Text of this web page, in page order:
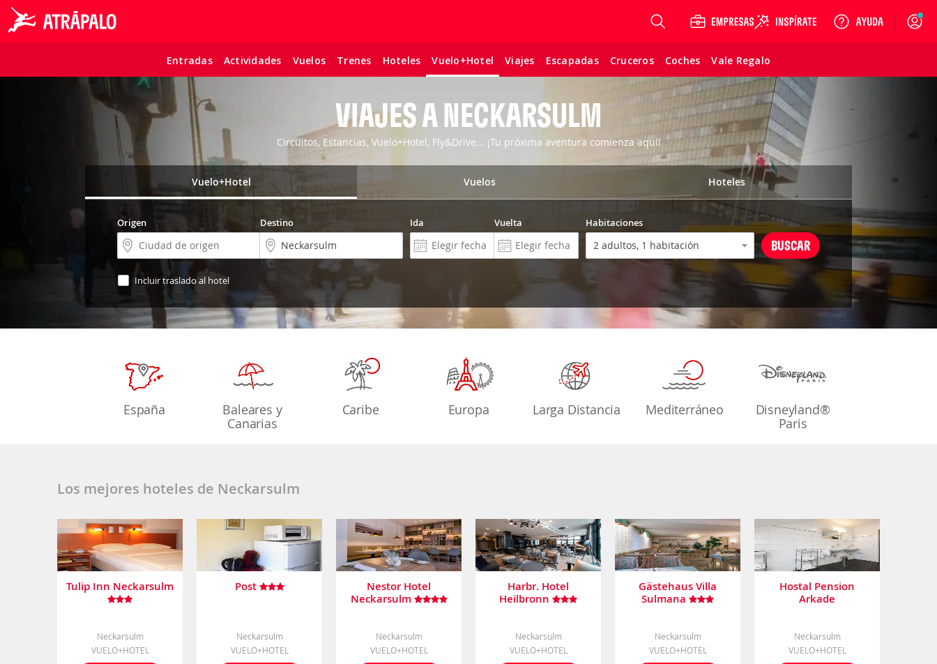
Entradas Actividades Vuelos Trenes Hoteles Vuelo+Hotel Viajes Escapadas Cruceros Coches Vale Regalo
Login
VIAJES A NECKARSULM
Circuitos, Estancias, Vuelo+Hotel, Fly&Drive... ¡Tu próxima aventura comienza aquí!
Vuelo+Hotel Vuelos Hoteles
Origen Destino Ida Vuelta Habitaciones
Incluir traslado al hotel
España
Baleares y
Canarias
Caribe Europa Larga Distancia Mediterráneo
Disneyland®
Paris
Los mejores hoteles de Neckarsulm
Tulip Inn Neckarsulm
Neckarsulm
VUELO+HOTEL
Post
Neckarsulm
VUELO+HOTEL
Nestor Hotel
Neckarsulm
Neckarsulm
VUELO+HOTEL
Harbr. Hotel
Heilbronn
Neckarsulm
VUELO+HOTEL
Gästehaus Villa
Sulmana
Neckarsulm
VUELO+HOTEL
Hostal Pension
Arkade
Neckarsulm
VUELO+HOTEL